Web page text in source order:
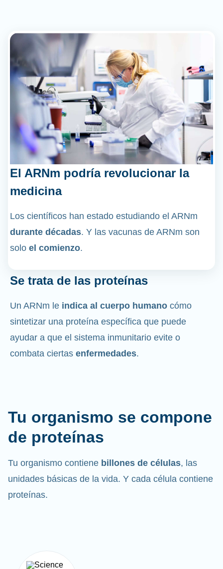
El ARNm podría revolucionar la
medicina
Los científicos han estado estudiando el ARNm
durante décadas. Y las vacunas de ARNm son
solo el comienzo.
Se trata de las proteínas
Un ARNm le indica al cuerpo humano cómo
sintetizar una proteína específica que puede
ayudar a que el sistema inmunitario evite o
combata ciertas enfermedades.
Tu organismo se compone
de proteínas
Tu organismo contiene billones de células, las
unidades básicas de la vida. Y cada célula contiene
proteínas.